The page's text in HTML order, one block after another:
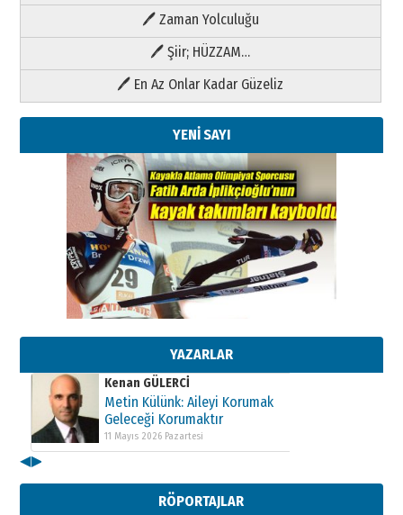
🖊 Zaman Yolculuğu
🖊 Şiir; HÜZZAM…
🖊 En Az Onlar Kadar Güzeliz
YENİ SAYI
YAZARLAR
Kenan GÜLERCİ
Metin Külünk: Aileyi Korumak
11 Mayıs 2026 Pazartesi
Kenan GÜLERCİ
Metin Külünk: Aileyi Korumak
Geleceği Korumaktır
11 Mayıs 2026 Pazartesi
Metin Külünk: Aileyi Korumak
Geleceği Korumaktır
◀▶
RÖPORTAJLAR